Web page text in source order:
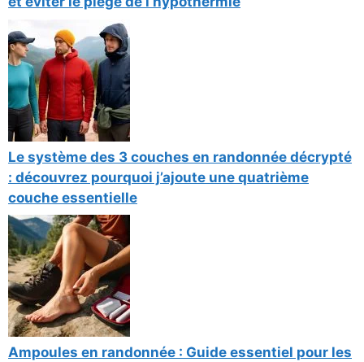
Le système des 3 couches en randonnée décrypté
: découvrez pourquoi j’ajoute une quatrième
couche essentielle
Ampoules en randonnée : Guide essentiel pour les